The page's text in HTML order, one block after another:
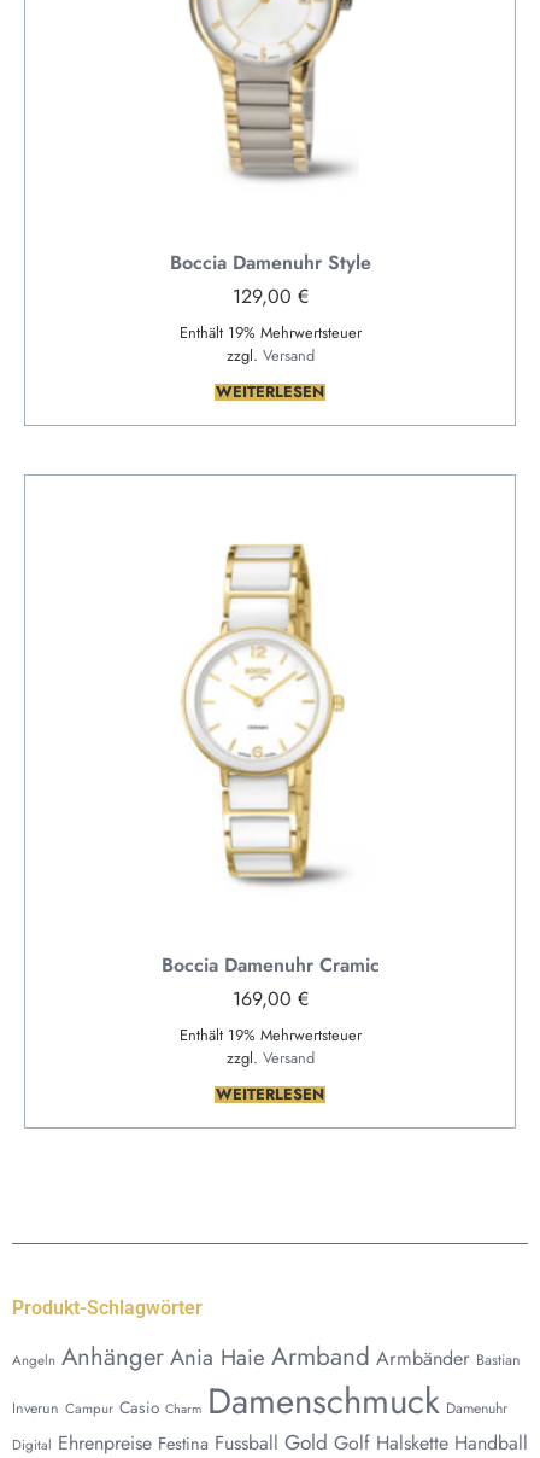
Boccia Damenuhr Style
129,00 €
Enthält 19% Mehrwertsteuer
zzgl. Versand
WEITERLESEN
Boccia Damenuhr Cramic
169,00 €
Enthält 19% Mehrwertsteuer
zzgl. Versand
WEITERLESEN
Produkt-Schlagwörter
Angeln AnhängerAnia Haie Armband Armbänder Bastian
Inverun Campur Casio Charm Damenschmuck Damenuhr
Digital Ehrenpreise Festina Fussball Gold Golf Halskette Handball